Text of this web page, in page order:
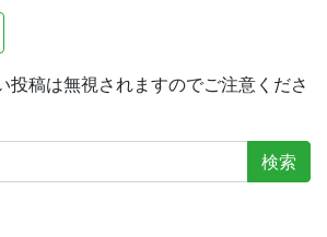
投稿は無視されますのでご注意くださ